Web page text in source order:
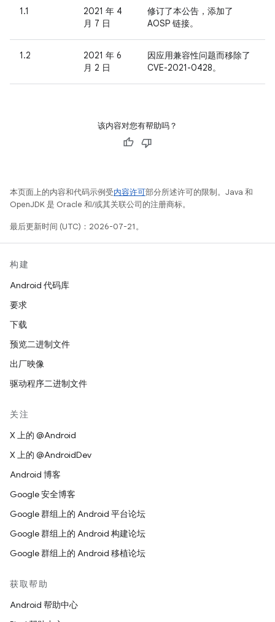
1.1
2021 年 4
月 7 日
修订了本公告，添加了
AOSP 链接。
1.2
2021 年 6
月 2 日
因应用兼容性问题而移除了
CVE-2021-0428。
该内容对您有帮助吗？
本页面上的内容和代码示例受内容许可部分所述许可的限制。Java 和
OpenJDK 是 Oracle 和/或其关联公司的注册商标。
最后更新时间 (UTC)：2026-07-21。
构建
Android 代码库
要求
下载
预览二进制文件
出厂映像
驱动程序二进制文件
关注
X 上的 @Android
X 上的 @AndroidDev
Android 博客
Google 安全博客
Google 群组上的 Android 平台论坛
Google 群组上的 Android 构建论坛
Google 群组上的 Android 移植论坛
获取帮助
Android 帮助中心